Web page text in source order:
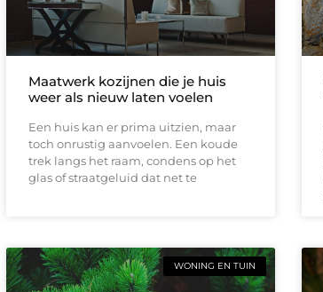
Maatwerk kozijnen die je huis
weer als nieuw laten voelen
Een huis kan er prima uitzien, maar
toch onrustig aanvoelen. Een koude
trek langs het raam, condens op het
glas of straatgeluid dat net te
WONING EN TUIN